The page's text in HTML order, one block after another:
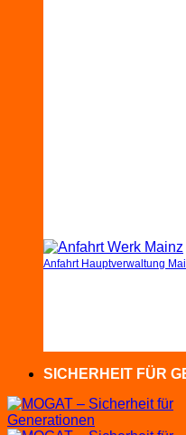
Anfahrt Hauptverwaltung
SICHERHEIT FÜR